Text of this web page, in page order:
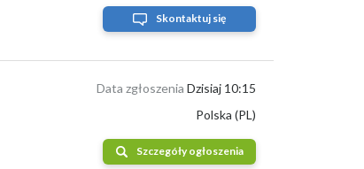
Skontaktuj się
Dzisiaj 10:15
Data zgłoszenia
Polska (PL)
Szczegóły ogłoszenia